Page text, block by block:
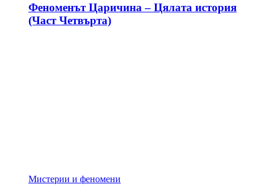
Феноменът Царичина – Цялата история
(Част Четвърта)
Мистерии и феномени